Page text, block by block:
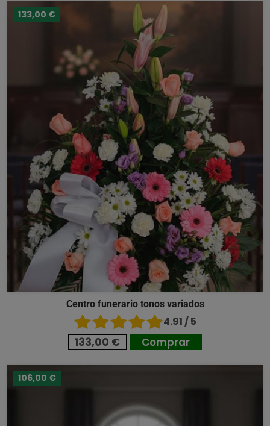
133,00 €
Centro funerario tonos variados
4.91 / 5
133,00 € Comprar
106,00 €